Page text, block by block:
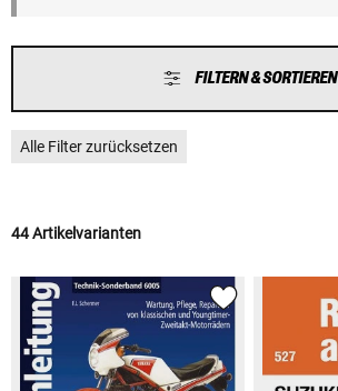
FILTERN & SORTIEREN
Alle Filter zurücksetzen
44 Artikelvarianten